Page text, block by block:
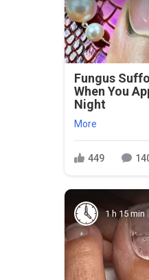
Fungus
When You
Night
More
449
1 h 15 min